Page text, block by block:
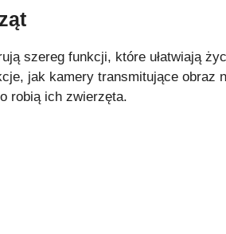
szereg funkcji, które ułatwiają
jak kamery transmitujące obraz
robią ich zwierzęta.